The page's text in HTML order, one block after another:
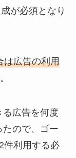
が必須となり
は広告の利用
広告を何度
たので、ゴー
件利用する必